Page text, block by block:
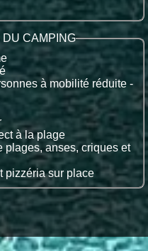
CAMPING
à mobilité réduite -
à la plage
plages, anses, criques et
pizzéria sur place